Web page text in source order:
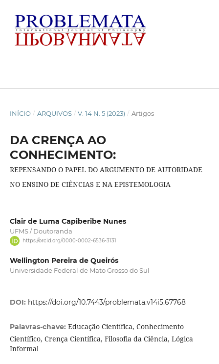
INÍCIO / ARQUIVOS / V. 14 N. 5 (2023) / Artigos
DA CRENÇA AO
CONHECIMENTO:
REPENSANDO O PAPEL DO ARGUMENTO DE AUTORIDADE
NO ENSINO DE CIÊNCIAS E NA EPISTEMOLOGIA
Clair de Luma Capiberibe Nunes
UFMS / Doutoranda
https://orcid.org/0000-0002-6536-3131
Wellington Pereira de Queirós
Universidade Federal de Mato Grosso do Sul
DOI: https://doi.org/10.7443/problemata.v14i5.67768
Palavras-chave: Educação Científica, Conhecimento
Científico, Crença Científica, Filosofia da Ciência, Lógica
Informal